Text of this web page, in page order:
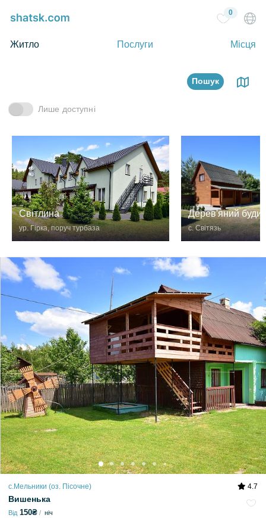
Житло Послуги Місця
0
Пошук
Лише доступні
Світлина
ур. Гірка, поруч турбаза
Дерев'яний
с. Світязь
с.Мельники (оз. Пісочне) 4.7
Вишенька
Від 150₴ ніч